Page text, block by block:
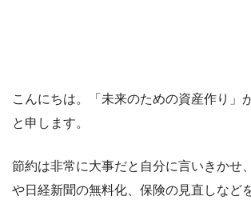
こんにちは。「未来のための資産作り」
と申します。
節約は非常に大事だと自分に言いきかせ
や日経新聞の無料化、保険の見直しなど